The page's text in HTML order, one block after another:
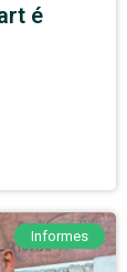
é
Informes